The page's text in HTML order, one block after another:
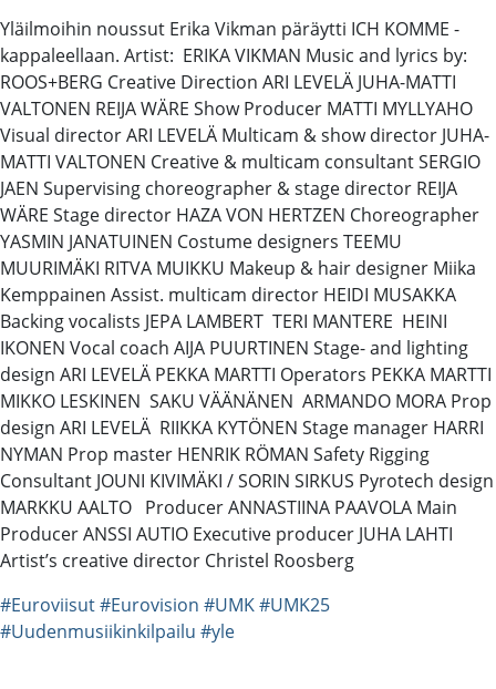
Yläilmoihin noussut Erika Vikman päräytti ICH KOMME -
kappaleellaan. Artist: ERIKA VIKMAN Music and lyrics by:
ROOS+BERG Creative Direction ARI LEVELÄ JUHA-MATTI
VALTONEN REIJA WÄRE Show Producer MATTI MYLLYAHO
Visual director ARI LEVELÄ Multicam & show director JUHA-
MATTI VALTONEN Creative & multicam consultant SERGIO
JAEN Supervising choreographer & stage director REIJA
WÄRE Stage director HAZA VON HERTZEN Choreographer
YASMIN JANATUINEN Costume designers TEEMU
MUURIMÄKI RITVA MUIKKU Makeup & hair designer Miika
Kemppainen Assist. multicam director HEIDI MUSAKKA
Backing vocalists JEPA LAMBERT TERI MANTERE HEINI
IKONEN Vocal coach AIJA PUURTINEN Stage- and lighting
design ARI LEVELÄ PEKKA MARTTI Operators PEKKA MARTTI
MIKKO LESKINEN SAKU VÄÄNÄNEN ARMANDO MORA Prop
design ARI LEVELÄ RIIKKA KYTÖNEN Stage manager HARRI
NYMAN Prop master HENRIK RÖMAN Safety Rigging
Consultant JOUNI KIVIMÄKI / SORIN SIRKUS Pyrotech design
MARKKU AALTO Producer ANNASTIINA PAAVOLA Main
Producer ANSSI AUTIO Executive producer JUHA LAHTI
Artist’s creative director Christel Roosberg
#Euroviisut#Eurovision #UMK#UMK25
#Uudenmusiikinkilpailu #yle